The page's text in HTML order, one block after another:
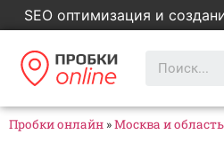
SEO оптимизация и
Пробки онлайн »Москва и область